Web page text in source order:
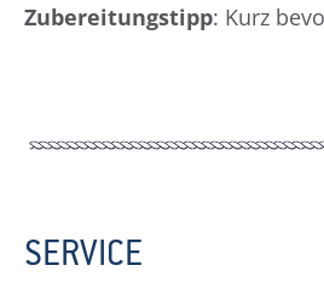
Zubereitungstipp: Kurz
SERVICE